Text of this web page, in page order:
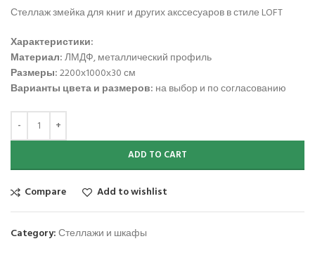
Стеллаж змейка для книг и других акссесуаров в стиле LOFT
Характеристики:
Материал:ЛМДФ, металлический профиль
Размеры:2200х1000х30 см
Варианты цвета и размеров: на выбор и по согласованию
ADD TO CART
Compare Add to wishlist
Category:Стеллажи и шкафы